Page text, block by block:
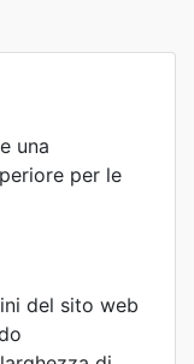
una
per le
del sito web